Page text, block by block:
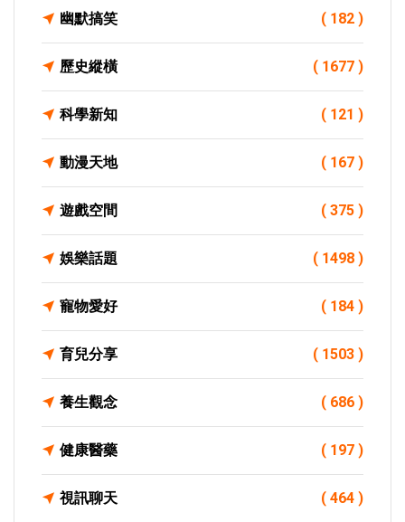
幽默搞笑 ( 182 )
歷史縱橫 ( 1677 )
科學新知 ( 121 )
動漫天地 ( 167 )
遊戲空間 ( 375 )
娛樂話題 ( 1498 )
寵物愛好 ( 184 )
育兒分享 ( 1503 )
養生觀念 ( 686 )
健康醫藥 ( 197 )
視訊聊天 ( 464 )